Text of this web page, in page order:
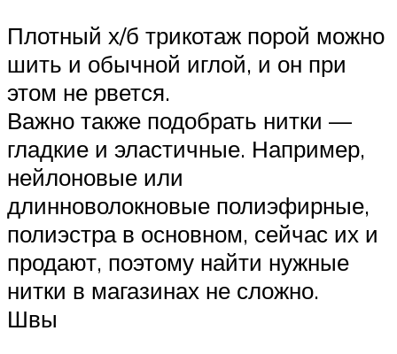
Плотный х/б трикотаж порой можно
шить и обычной иглой, и он при
этом не рвется.
Важно также подобрать нитки —
гладкие и эластичные. Например,
нейлоновые или
длинноволокновые полиэфирные,
полиэстра в основном, сейчас их и
продают, поэтому найти нужные
нитки в магазинах не сложно.
Швы